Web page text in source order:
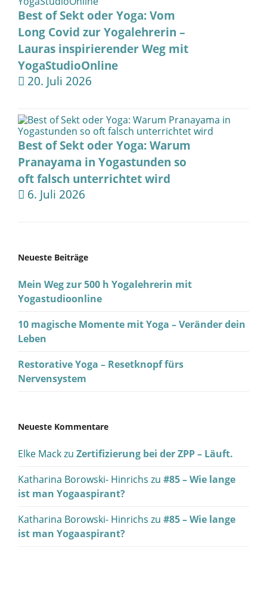
Best of Sekt oder Yoga: Vom
Long Covid zur Yogalehrerin –
Lauras inspirierender Weg mit
YogaStudioOnline
20. Juli 2026
Best of Sekt oder Yoga: Warum
Pranayama in Yogastunden so
oft falsch unterrichtet wird
6. Juli 2026
Neueste Beiträge
Mein Weg zur 500 h Yogalehrerin mit
Yogastudioonline
10 magische Momente mit Yoga – Veränder dein
Leben
Restorative Yoga – Resetknopf fürs
Nervensystem
Neueste Kommentare
Elke Mackzu Zertifizierung bei der ZPP – Läuft.
Katharina Borowski- Hinrichs zu #85 – Wie lange
ist man Yogaaspirant?
Katharina Borowski- Hinrichs zu #85 – Wie lange
ist man Yogaaspirant?